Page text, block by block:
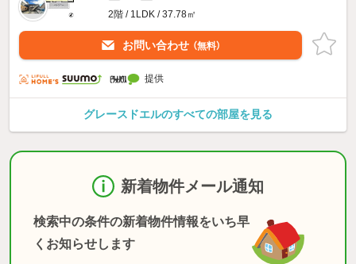
2階 / 1LDK / 37.78㎡
お問い合わせ （無料）
提供
グレースドエルのすべての部屋を見る
新着物件メール通知
検索中の条件の新着物件情報をいち早
くお知らせします